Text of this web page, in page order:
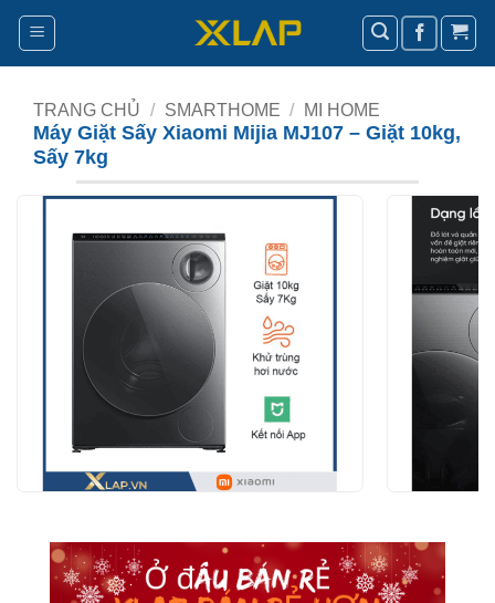
Bỏ
nội
TRANG CHỦ / SMARTHOME / MI HOME
Máy Giặt Sấy Xiaomi Mijia MJ107 – Giặt 10kg,
Sấy 7kg